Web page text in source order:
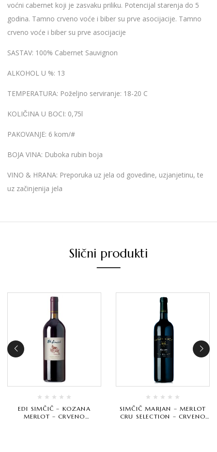
voćni cabernet koji je zasvaku priliku. Potencijal starenja do 5
godina. Tamno crveno voće i biber su prve asocijacije. Tamno
crveno voće i biber su prve asocijacije
SASTAV: 100% Cabernet Sauvignon
ALKOHOL U %: 13
TEMPERATURA: Poželjno serviranje: 18-20 C
KOLIČINA U BOCI: 0,75l
PAKOVANJE: 6 kom/#
BOJA VINA: Duboka rubin boja
VINO & HRANA: Preporuka uz jela od govedine, uzjanjetinu, te
uz začinjenija jela
Slični produkti
EDI SIMČIČ – KOZANA
MERLOT – CRVENO
SIMČIČ MARJAN – MERLOT
CRU SELECTION – CRVENO